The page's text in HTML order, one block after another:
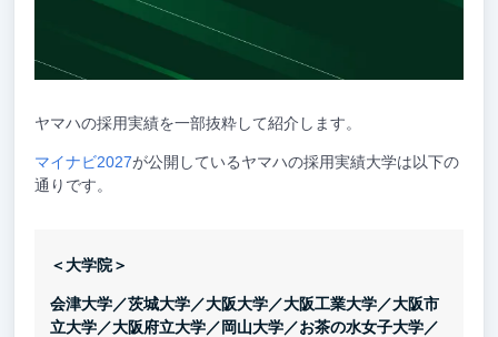
ヤマハの採用実績を一部抜粋して紹介します。
マイナビ2027が公開しているヤマハの採用実績大学は以下の
通りです。
＜大学院＞
会津大学／茨城大学／大阪大学／大阪工業大学／大阪市
立大学／大阪府立大学／岡山大学／お茶の水女子大学／